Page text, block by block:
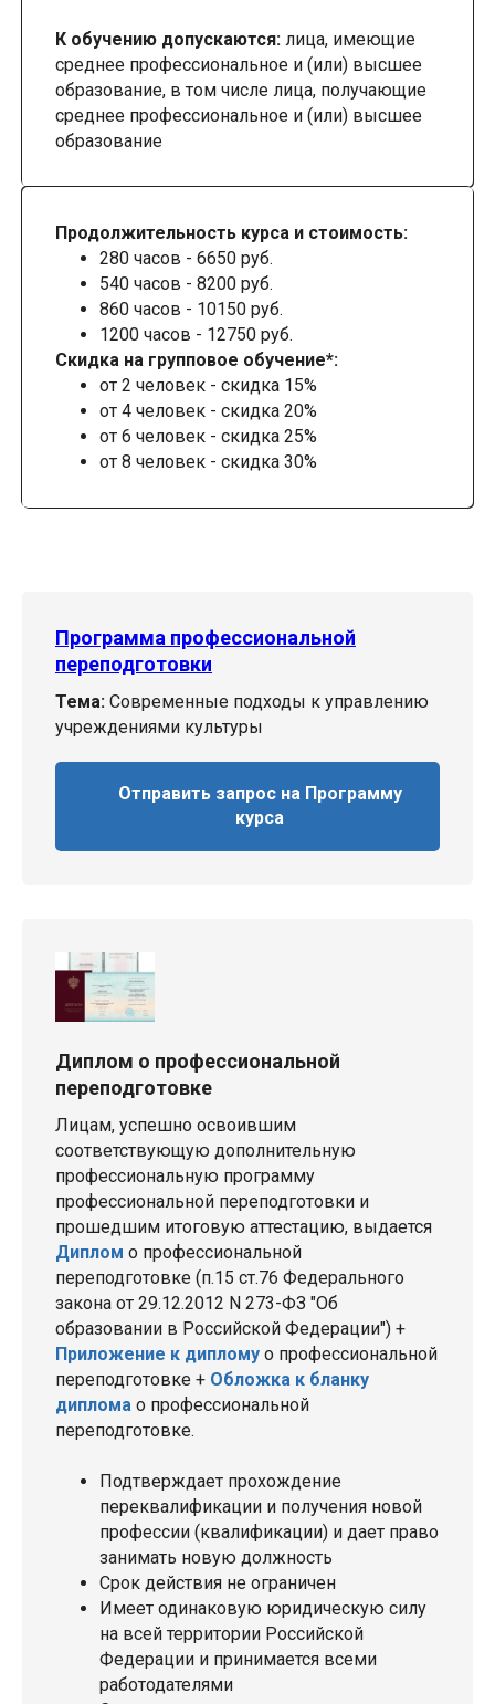
К обучению допускаются: лица, имеющие
среднее профессиональное и (или) высшее
образование, в том числе лица, получающие
среднее профессиональное и (или) высшее
образование
Продолжительность курса и стоимость:
280 часов - 6650 руб.
540 часов - 8200 руб.
860 часов - 10150 руб.
1200 часов - 12750 руб.
Скидка на групповое обучение*:
от 2 человек - скидка 15%
от 4 человек - скидка 20%
от 6 человек - скидка 25%
от 8 человек - скидка 30%
Программа профессиональной
переподготовки
Тема: Современные подходы к управлению
учреждениями культуры
Отправить запрос на Программу
курса
Диплом о профессиональной
переподготовке
Лицам, успешно освоившим
соответствующую дополнительную
профессиональную программу
профессиональной переподготовки и
прошедшим итоговую аттестацию, выдается
Диплом о профессиональной
переподготовке (п.15 ст.76 Федерального
закона от 29.12.2012 N 273-ФЗ "Об
образовании в Российской Федерации") +
Приложение к диплому о профессиональной
переподготовке + Обложка к бланку
диплома о профессиональной
переподготовке.
Подтверждает прохождение
переквалификации и получения новой
профессии (квалификации) и дает право
занимать новую должность
Срок действия не ограничен
Имеет одинаковую юридическую силу
на всей территории Российской
Федерации и принимается всеми
работодателями